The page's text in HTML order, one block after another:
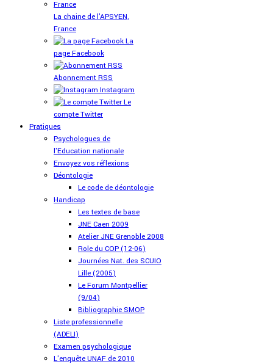
La chaine de l'APSYEN,
France
La
page Facebook
Abonnement RSS
Instagram
Le
compte Twitter
Pratiques
Psychologues de
l'Education nationale
Envoyez vos réflexions
Déontologie
Le code de déontologie
Handicap
Les textes de base
JNE Caen 2009
Atelier JNE Grenoble 2008
Role du COP (12-06)
Journées Nat. des SCUIO
Lille (2005)
Le Forum Montpellier
(9/04)
Bibliographie SMOP
Liste professionnelle
(ADELI)
Examen psychologique
L'enquête UNAF de 2010